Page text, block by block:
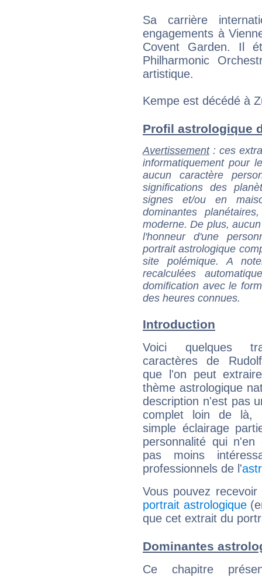
Sa carrière
engagements à
Covent Garden. Il
Philharmonic
artistique.
Kempe est décédé à
Profil astrologique
Avertissement: ces
informatiquement pour
aucun caractère
significations des
signes et/ou en
dominantes
moderne. De plus,
l'honneur d'une
portrait astrologique
site polémique. A
recalculées
domification avec le
des heures connues.
Introduction
Voici quelques
caractères de
que l'on peut
thème astrologique
description n'est pas
complet loin de là,
simple éclairage
personnalité qui n'en
pas moins
professionnels de l'
Vous pouvez
portrait astrologique
que cet extrait du
Dominantes
Ce chapitre